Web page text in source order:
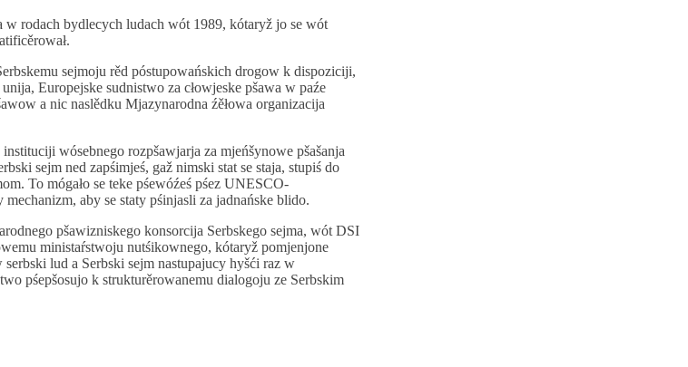
rodach bydlecych ludach wót 1989, kótaryž jo se wót
sejmoju rěd póstupowańskich drogow k dispoziciji,
Europejske sudnistwo za cłowjeske pšawa w paźe
a nic naslědku Mjazynarodna źěłowa organizacija
wósebnego rozpšawjarja za mjeńšynowe pšašanja
sejm ned zapśimjeś, gaž nimski stat se staja, stupiś do
To mógało se teke pśewóźeś pśez UNESCO-
aby se staty pśinjasli za jadnańske blido.
pšawizniskego konsorcija Serbskego sejma, wót DSI
ministaŕstwoju nutśikownego, kótaryž pomjenjone
lud a Serbski sejm nastupajucy hyšći raz w
pśepšosujo k strukturěrowanemu dialogoju ze Serbskim